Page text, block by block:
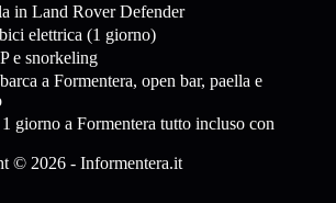
in Land Rover Defender
elettrica (1 giorno)
e snorkeling
a Formentera, open bar, paella e
giorno a Formentera tutto incluso con
© 2026 - Informentera.it